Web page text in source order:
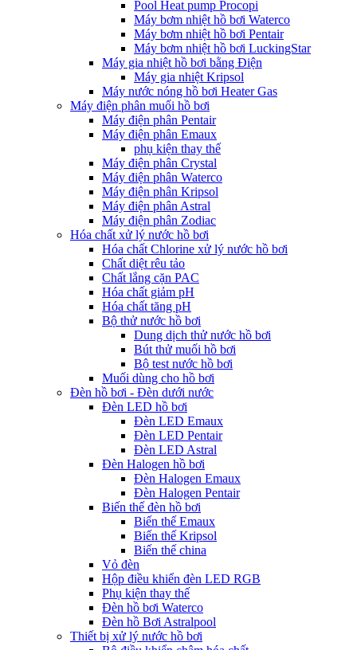
Pool Heat pump Procopi
Máy bơm nhiệt hồ bơi Waterco
Máy bơm nhiệt hồ bơi Pentair
Máy bơm nhiệt hồ bơi LuckingStar
Máy gia nhiệt hồ bơi bằng Điện
Máy gia nhiệt Kripsol
Máy nước nóng hồ bơi Heater Gas
Máy điện phân muối hồ bơi
Máy điện phân Pentair
Máy điện phân Emaux
phụ kiện thay thế
Máy điện phân Crystal
Máy điện phân Waterco
Máy điện phân Kripsol
Máy điện phân Astral
Máy điện phân Zodiac
Hóa chất xử lý nước hồ bơi
Hóa chất Chlorine xử lý nước hồ bơi
Chất diệt rêu tảo
Chất lắng cặn PAC
Hóa chất giảm pH
Hóa chất tăng pH
Bộ thử nước hồ bơi
Dung dịch thử nước hồ bơi
Bút thử muối hồ bơi
Bộ test nước hồ bơi
Muối dùng cho hồ bơi
Đèn hồ bơi - Đèn dưới nước
Đèn LED hồ bơi
Đèn LED Emaux
Đèn LED Pentair
Đèn LED Astral
Đèn Halogen hồ bơi
Đèn Halogen Emaux
Đèn Halogen Pentair
Biến thế đèn hồ bơi
Biến thế Emaux
Biến thế Kripsol
Biến thế china
Vỏ đèn
Hộp điều khiển đèn LED RGB
Phụ kiện thay thế
Đèn hồ bơi Waterco
Đèn hồ Bơi Astralpool
Thiết bị xử lý nước hồ bơi